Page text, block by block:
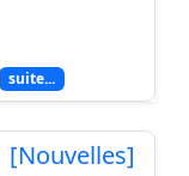
suite...
[Nouvelles]